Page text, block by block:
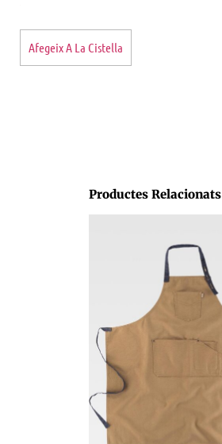
Afegeix A La Cistella
Productes Relacionats